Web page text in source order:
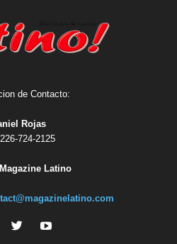
de Contacto:
Rojas
724-2125
Magazine Latino